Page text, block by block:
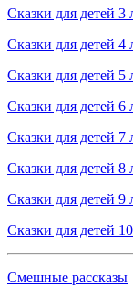
Сказки для детей 3
Сказки для детей 4
Сказки для детей 5
Сказки для детей 6
Сказки для детей 7
Сказки для детей 8
Сказки для детей 9
Сказки для детей
Смешные рассказы